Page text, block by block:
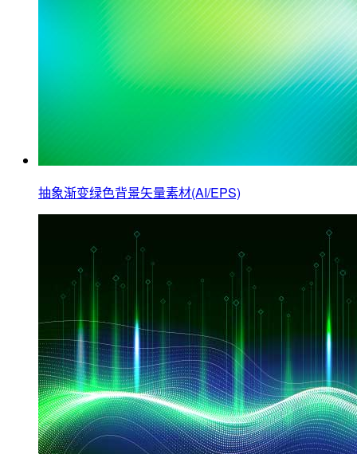
抽象渐变绿色背景矢量素材(AI/EPS)